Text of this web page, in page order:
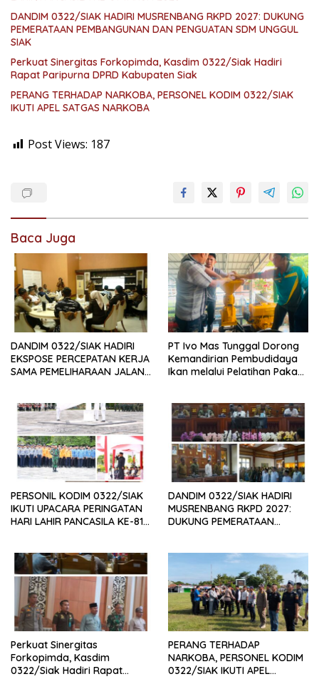
DANDIM 0322/SIAK HADIRI MUSRENBANG RKPD 2027: DUKUNG
PEMERATAAN PEMBANGUNAN DAN PENGUATAN SDM UNGGUL
SIAK
Perkuat Sinergitas Forkopimda, Kasdim 0322/Siak Hadiri
Rapat Paripurna DPRD Kabupaten Siak
PERANG TERHADAP NARKOBA, PERSONEL KODIM 0322/SIAK
IKUTI APEL SATGAS NARKOBA
Post Views: 187
Baca Juga
DANDIM 0322/SIAK HADIRI
EKSPOSE PERCEPATAN KERJA
SAMA PEMELIHARAAN JALAN
INFRASTRUKTUR
PT Ivo Mas Tunggal Dorong
Kemandirian Pembudidaya
Ikan melalui Pelatihan Pakan
PERSONIL KODIM 0322/SIAK
IKUTI UPACARA PERINGATAN
HARI LAHIR PANCASILA KE-81
DANDIM 0322/SIAK HADIRI
MUSRENBANG RKPD 2027:
DUKUNG PEMERATAAN
Perkuat Sinergitas
Forkopimda, Kasdim
0322/Siak Hadiri Rapat
PERANG TERHADAP
NARKOBA, PERSONEL KODIM
0322/SIAK IKUTI APEL